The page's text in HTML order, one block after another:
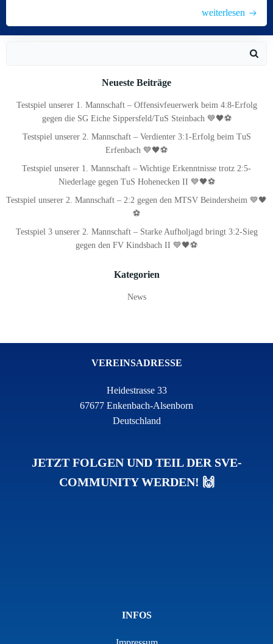
weiterlesen
Neueste Beiträge
Testspiel unserer 1. Mannschaft – Offensivfeuerwerk beim 4:8-Erfolg
gegen die SG Eiche Sippersfeld/TuS Steinbach 💙🖤⚽
Testspiel unserer 2. Mannschaft – Verdienter 3:1-Erfolg beim TuS
Erfenbach 💙🖤⚽
Testspiel unserer 1. Mannschaft – Wichtige Erkenntnisse trotz 2:5-
Niederlage gegen TuS Hohenecken II 💙🖤⚽
Testspiel unserer 2. Mannschaft – 2:2 gegen den MTSV Beindersheim 💙🖤
⚽
Testspiel 3 unserer 2. Mannschaft – Starke Aufholjagd bringt 3:2-Sieg
gegen den FV Kindsbach II 💙🖤⚽
Kategorien
News
VEREINSADRESSE
Heidestrasse 33
67677 Enkenbach-Alsenborn
Deutschland
JETZT FOLGEN UND TEIL DER SVE-
COMMUNITY WERDEN! 🙌
INFOS